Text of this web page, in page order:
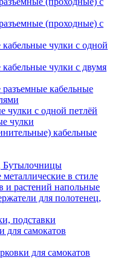
(проходные) с
чулки с одной
чулки с двумя
кабельные
чулки с одной петлёй
чулки
кабельные
Бутылочницы
в стиле
и растений напольные
для полотенец,
подставки
для самокатов
для самокатов